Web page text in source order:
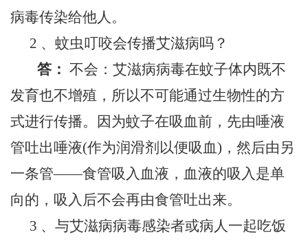
病毒传染给他人。
2 、蚊虫叮咬会传播艾滋病吗？
答： 不会：艾滋病病毒在蚊子体内既不
发育也不增殖，所以不可能通过生物性的方
式进行传播。因为蚊子在吸血前，先由唾液
管吐出唾液(作为润滑剂以便吸血)，然后由另
一条管——食管吸入血液，血液的吸入是单
向的，吸入后不会再由食管吐出来。
3 、与艾滋病病毒感染者或病人一起吃饭